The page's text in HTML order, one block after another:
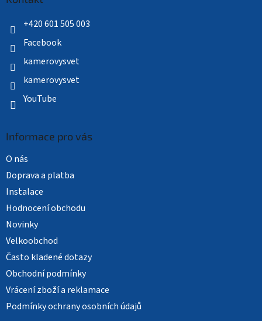
+420 601 505 003
Facebook
kamerovysvet
kamerovysvet
YouTube
Informace pro vás
O nás
Doprava a platba
Instalace
Hodnocení obchodu
Novinky
Velkoobchod
Často kladené dotazy
Obchodní podmínky
Vrácení zboží a reklamace
Podmínky ochrany osobních údajů